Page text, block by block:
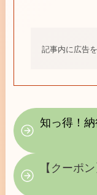
記事内に広告
知っ得！納
【クーポン